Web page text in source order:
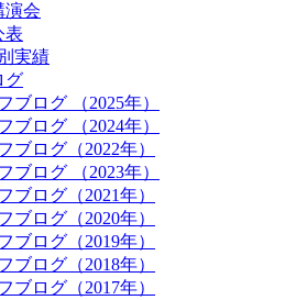
演会
表
実績
グ
ブログ （2025年）
ブログ （2024年）
ブログ（2022年）
ブログ （2023年）
ブログ（2021年）
ブログ（2020年）
ブログ（2019年）
ブログ（2018年）
ブログ（2017年）